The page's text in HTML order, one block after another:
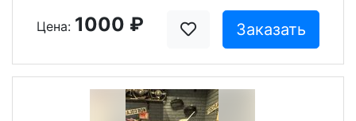
Цена: 1000 ₽ Заказать